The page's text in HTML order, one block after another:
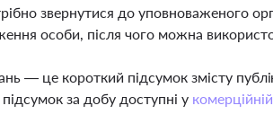
звернутися до уповноваженого
особи, після чого можна
— це короткий підсумок змісту
за добу доступні у